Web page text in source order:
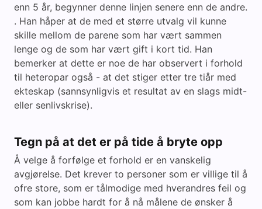
enn 5 år, begynner denne linjen senere enn de andre.
. Han håper at de med et større utvalg vil kunne
skille mellom de parene som har vært sammen
lenge og de som har vært gift i kort tid. Han
bemerker at dette er noe de har observert i forhold
til heteropar også - at det stiger etter tre tiår med
ekteskap (sannsynligvis et resultat av en slags midt-
eller senlivskrise).
Tegn på at det er på tide å bryte opp
Å velge å forfølge et forhold er en vanskelig
avgjørelse. Det krever to personer som er villige til å
ofre store, som er tålmodige med hverandres feil og
som kan jobbe hardt for å nå målene de ønsker å